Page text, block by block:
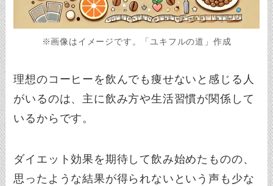
※画像はイメージです。「ユキフルの道」作成
理想のコーヒーを飲んでも痩せないと感じる人
がいるのは、主に飲み方や生活習慣が関係して
いるからです。
ダイエット効果を期待して飲み始めたものの、
思ったような結果が得られないという声も少な